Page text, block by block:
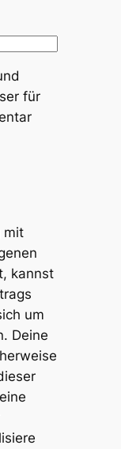
für
mit
kannst
um
Deine